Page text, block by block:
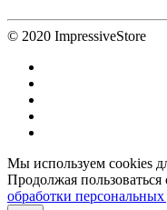
© 2020 ImpressiveStore
Мы используем cookies
Продолжая
обработки